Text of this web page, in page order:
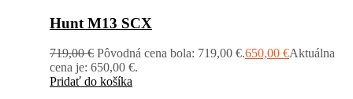
Hunt M13 SCX
719,00€ Pôvodná cena bola: 719,00 €.650,00 €Aktuálna
cena je: 650,00 €.
Pridať do košíka